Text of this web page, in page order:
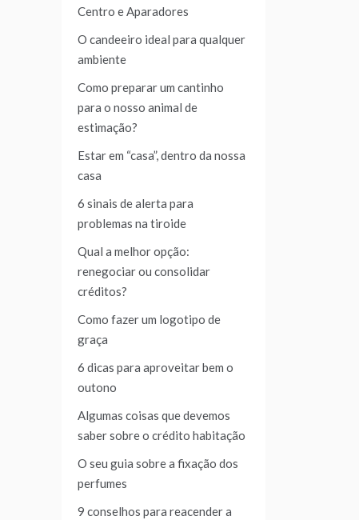
Centro e Aparadores
O candeeiro ideal para qualquer
ambiente
Como preparar um cantinho
para o nosso animal de
estimação?
Estar em “casa”, dentro da nossa
casa
6 sinais de alerta para
problemas na tiroide
Qual a melhor opção:
renegociar ou consolidar
créditos?
Como fazer um logotipo de
graça
6 dicas para aproveitar bem o
outono
Algumas coisas que devemos
saber sobre o crédito habitação
O seu guia sobre a fixação dos
perfumes
9 conselhos para reacender a